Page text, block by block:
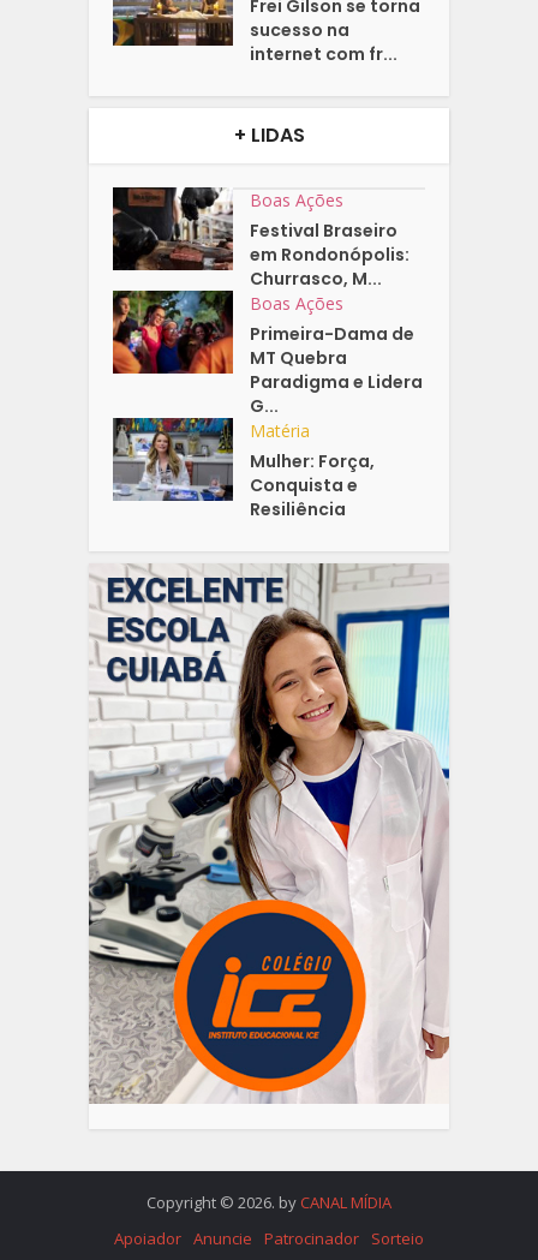
Frei Gilson se torna
sucesso na
internet com fr...
+ LIDAS
Boas Ações
Festival Braseiro
em Rondonópolis:
Churrasco, M...
Boas Ações
Primeira-Dama de
MT Quebra
Paradigma e Lidera
G...
Matéria
Mulher: Força,
Conquista e
Resiliência
Copyright © 2026. by CANAL MÍDIA
Apoiador Anuncie Patrocinador Sorteio